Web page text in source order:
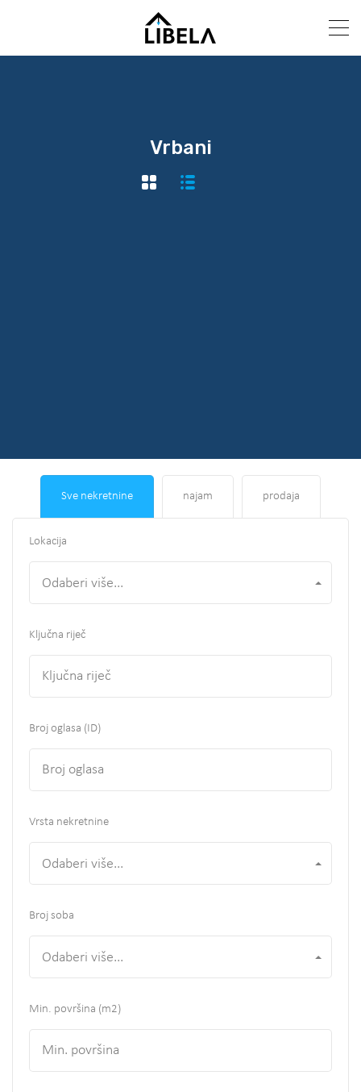
Vrbani
Sve nekretnine najam prodaja
Lokacija
Odaberi više...
Ključna riječ
Broj oglasa (ID)
Vrsta nekretnine
Odaberi više...
Broj soba
Odaberi više...
Min. površina (m2)